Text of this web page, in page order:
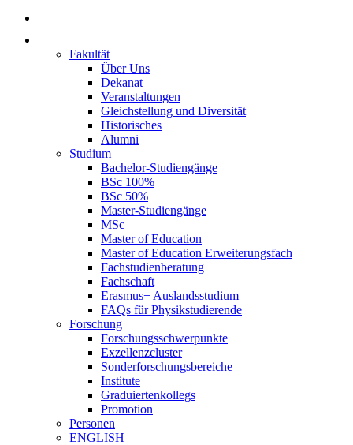
Fakultät
Über Uns
Dekanat
Veranstaltungen
Gleichstellung und Diversität
Historisches
Alumni
Studium
Bachelor-Studiengänge
BSc 100%
BSc 50%
Master-Studiengänge
MSc
Master of Education
Master of Education Erweiterungsfach
Fachstudienberatung
Fachschaft
Erasmus+ Auslandsstudium
FAQs für Physikstudierende
Forschung
Forschungsschwerpunkte
Exzellenzcluster
Sonderforschungsbereiche
Institute
Graduiertenkollegs
Promotion
Personen
ENGLISH